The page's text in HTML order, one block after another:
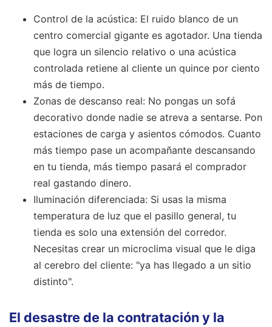
Control de la acústica: El ruido blanco de un
centro comercial gigante es agotador. Una tienda
que logra un silencio relativo o una acústica
controlada retiene al cliente un quince por ciento
más de tiempo.
Zonas de descanso real: No pongas un sofá
decorativo donde nadie se atreva a sentarse. Pon
estaciones de carga y asientos cómodos. Cuanto
más tiempo pase un acompañante descansando
en tu tienda, más tiempo pasará el comprador
real gastando dinero.
Iluminación diferenciada: Si usas la misma
temperatura de luz que el pasillo general, tu
tienda es solo una extensión del corredor.
Necesitas crear un microclima visual que le diga
al cerebro del cliente: "ya has llegado a un sitio
distinto".
El desastre de la contratación y la